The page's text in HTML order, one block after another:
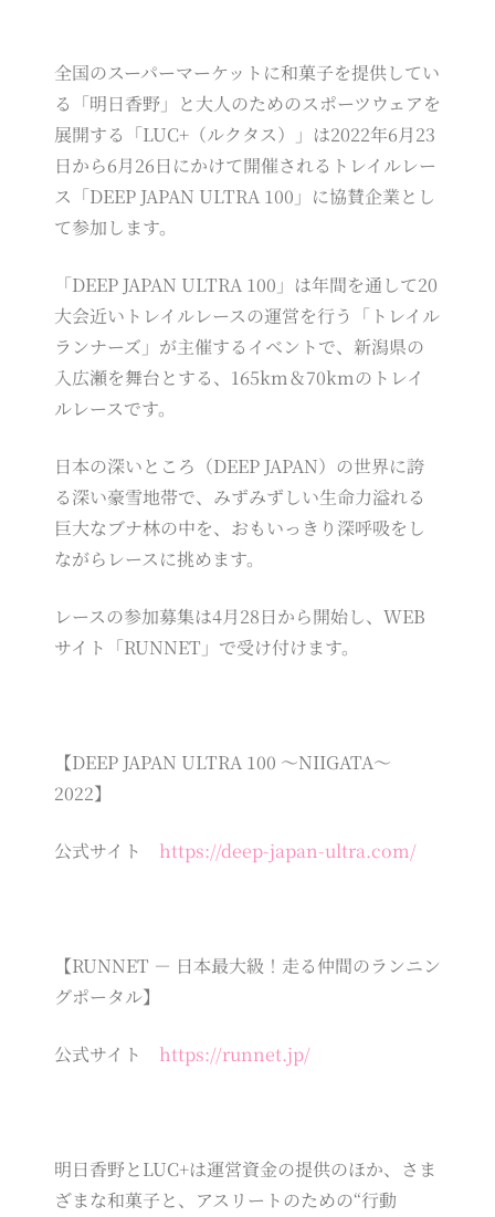
全国のスーパーマーケットに和菓子を提供してい
る「明日香野」と大人のためのスポーツウェアを
展開する「LUC+（ルクタス）」は2022年6月23
日から6月26日にかけて開催されるトレイルレー
ス「DEEP JAPAN ULTRA 100」に協賛企業とし
て参加します。
「DEEP JAPAN ULTRA 100」は年間を通して20
大会近いトレイルレースの運営を行う「トレイル
ランナーズ」が主催するイベントで、新潟県の
入広瀬を舞台とする、165km＆70kmのトレイ
ルレースです。
日本の深いところ（DEEP JAPAN）の世界に誇
る深い豪雪地帯で、みずみずしい生命力溢れる
巨大なブナ林の中を、おもいっきり深呼吸をし
ながらレースに挑めます。
レースの参加募集は4月28日から開始し、WEB
サイト「RUNNET」で受け付けます。
【DEEP JAPAN ULTRA 100 ～NIIGATA～
2022】
公式サイト https://deep-japan-ultra.com/
【RUNNET － 日本最大級！走る仲間のランニン
グポータル】
公式サイト https://runnet.jp/
明日香野とLUC+は運営資金の提供のほか、さま
ざまな和菓子と、アスリートのための“行動